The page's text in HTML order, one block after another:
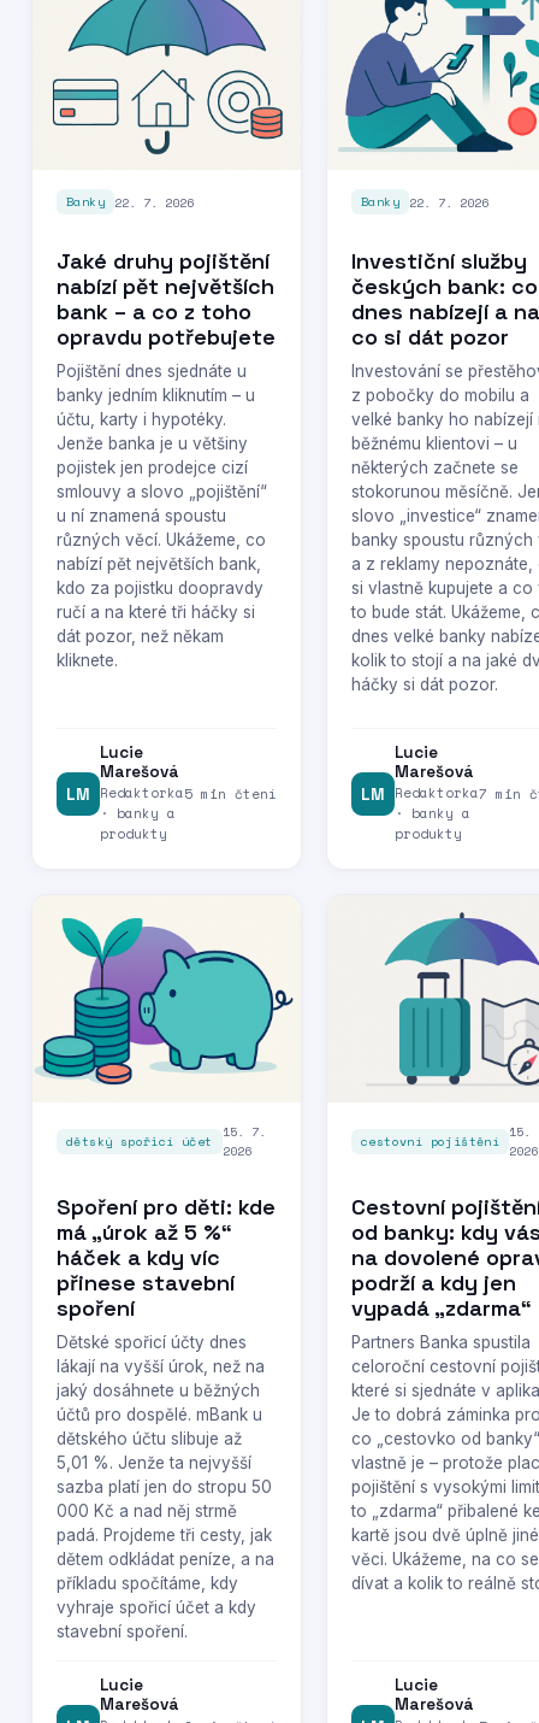
Banky 22. 7. 2026
Jaké druhy pojištění
nabízí pět největších
bank – a co z toho
opravdu potřebujete
Pojištění dnes sjednáte u
banky jedním kliknutím – u
účtu, karty i hypotéky.
Jenže banka je u většiny
pojistek jen prodejce cizí
smlouvy a slovo „pojištění“
u ní znamená spoustu
různých věcí. Ukážeme, co
nabízí pět největších bank,
kdo za pojistku doopravdy
ručí a na které tři háčky si
dát pozor, než někam
kliknete.
LM
Lucie
Marešová
Redaktorka
· banky a
produkty
5 min čtení
Banky 22. 7. 2026
Investiční služby
českých bank: co
dnes nabízejí a na
co si dát pozor
Investování se
z pobočky do mobilu a
velké banky ho nabízejí
běžnému klientovi – u
některých začnete se
stokorunou měsíčně.
slovo „investice“
banky spoustu různých
a z reklamy nepoznáte,
si vlastně kupujete a co
to bude stát. Ukážeme,
dnes velké banky
kolik to stojí a na jaké
háčky si dát pozor.
LM
Lucie
Marešová
Redaktorka
· banky a
produkty
7 min
dětský spořicí účet
15. 7.
2026
Spoření pro děti: kde
má „úrok až 5 %“
háček a kdy víc
přinese stavební
spoření
Dětské spořicí účty dnes
lákají na vyšší úrok, než na
jaký dosáhnete u běžných
účtů pro dospělé. mBank u
dětského účtu slibuje až
5,01 %. Jenže ta nejvyšší
sazba platí jen do stropu 50
000 Kč a nad něj strmě
padá. Projdeme tři cesty, jak
dětem odkládat peníze, a na
příkladu spočítáme, kdy
vyhraje spořicí účet a kdy
stavební spoření.
Lucie
Marešová
cestovní pojištění 15.
2026
Cestovní
od banky: kdy
na dovolené
podrží a kdy jen
vypadá „zdarma“
Partners Banka spustila
celoroční cestovní
které si sjednáte v
Je to dobrá záminka
co „cestovko od banky“
vlastně je – protože
pojištění s vysokými
to „zdarma“ přibalené
kartě jsou dvě úplně jiné
věci. Ukážeme, na co se
dívat a kolik to reálně
Lucie
Marešová